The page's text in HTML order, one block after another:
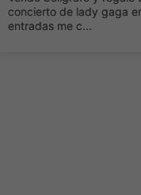
concierto de lady gaga
entradas me c...